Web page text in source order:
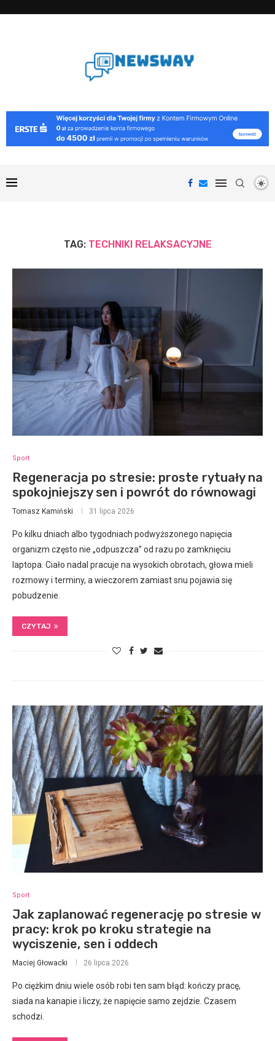
TAG: TECHNIKI RELAKSACYJNE
Sport
Regeneracja po stresie: proste rytuały na
spokojniejszy sen i powrót do równowagi
Tomasz Kamiński 31 lipca 2026
Po kilku dniach albo tygodniach podwyższonego napięcia
organizm często nie „odpuszcza” od razu po zamknięciu
laptopa. Ciało nadal pracuje na wysokich obrotach, głowa mieli
rozmowy i terminy, a wieczorem zamiast snu pojawia się
pobudzenie.
CZYTAJ
Sport
Jak zaplanować regenerację po stresie w
pracy: krok po kroku strategie na
wyciszenie, sen i oddech
Maciej Głowacki 26 lipca 2026
Po ciężkim dniu wiele osób robi ten sam błąd: kończy pracę,
siada na kanapie i liczy, że napięcie samo zejdzie. Czasem
schodzi.